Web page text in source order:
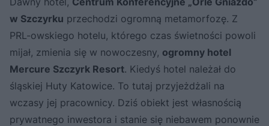
w Szczyrku przechodzi ogromną metamorfozę. Z
PRL-owskiego hotelu, którego czas świetności powoli
mijał, zmienia się w nowoczesny, ogromny hotel
Mercure Szczyrk Resort. Kiedyś hotel należał do
śląskiej Huty Katowice. To tutaj przyjeżdżali na
wczasy jej pracownicy. Dziś obiekt jest własnością
prywatnego inwestora i stanie się niebawem ponownie